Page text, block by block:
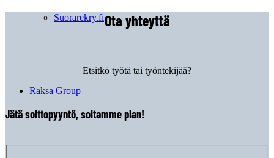
Suorarekry.fi
Raksa Group
Ota yhteyttä
Etsitkö työtä tai työntekijää?
Jätä soittopyyntö, soitamme pian!